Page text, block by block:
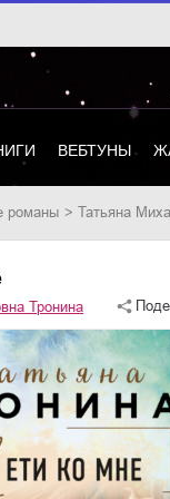
ВЕБТУНЫ
романы Татьяна
Тронина